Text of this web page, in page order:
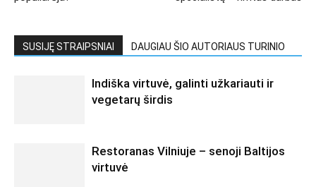
SUSIJĘ STRAIPSNIAI DAUGIAU ŠIO AUTORIAUS TURINIO
Indiška virtuvė, galinti užkariauti ir
vegetarų širdis
Restoranas Vilniuje – senoji Baltijos
virtuvė